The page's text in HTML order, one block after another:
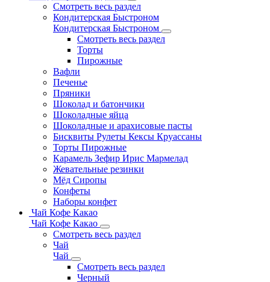
Смотреть весь раздел
Кондитерская Быстроном
Кондитерская Быстроном
Смотреть весь раздел
Торты
Пирожные
Вафли
Печенье
Пряники
Шоколад и батончики
Шоколадные яйца
Шоколадные и арахисовые пасты
Бисквиты Рулеты Кексы Круассаны
Торты Пирожные
Карамель Зефир Ирис Мармелад
Жевательные резинки
Мёд Сиропы
Конфеты
Наборы конфет
Чай Кофе Какао
Чай Кофе Какао
Смотреть весь раздел
Чай
Чай
Смотреть весь раздел
Черный